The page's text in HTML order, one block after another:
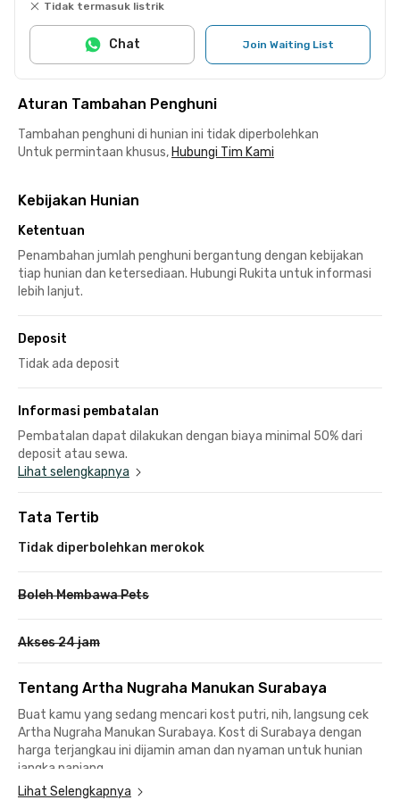
Tidak termasuk listrik
Join Waiting List
Chat
Aturan Tambahan Penghuni
Tambahan penghuni di hunian ini tidak diperbolehkan
Untuk permintaan khusus, Hubungi Tim Kami
Kebijakan Hunian
Ketentuan
Penambahan jumlah penghuni bergantung dengan kebijakan
tiap hunian dan ketersediaan. Hubungi Rukita untuk informasi
lebih lanjut.
Deposit
Tidak ada deposit
Informasi pembatalan
Pembatalan dapat dilakukan dengan biaya minimal 50% dari
deposit atau sewa.
Lihat selengkapnya
Tata Tertib
Tidak diperbolehkan merokok
Boleh Membawa Pets
Akses 24 jam
Tentang Artha Nugraha Manukan Surabaya
Buat kamu yang sedang mencari kost putri, nih, langsung cek
Artha Nugraha Manukan Surabaya. Kost di Surabaya dengan
harga terjangkau ini dijamin aman dan nyaman untuk hunian
jangka panjang.
Lihat Selengkapnya